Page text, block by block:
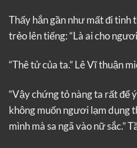
Thấy hắn gần như mất đi tinh
trẻo lên tiếng: “Là ai cho
“Thê tử của ta.” Lê Vĩ thuận
“Vậy chứng tỏ nàng ta rất để
không muốn ngươi lạm dụng
mình mà sa ngã vào nữ sắc.”